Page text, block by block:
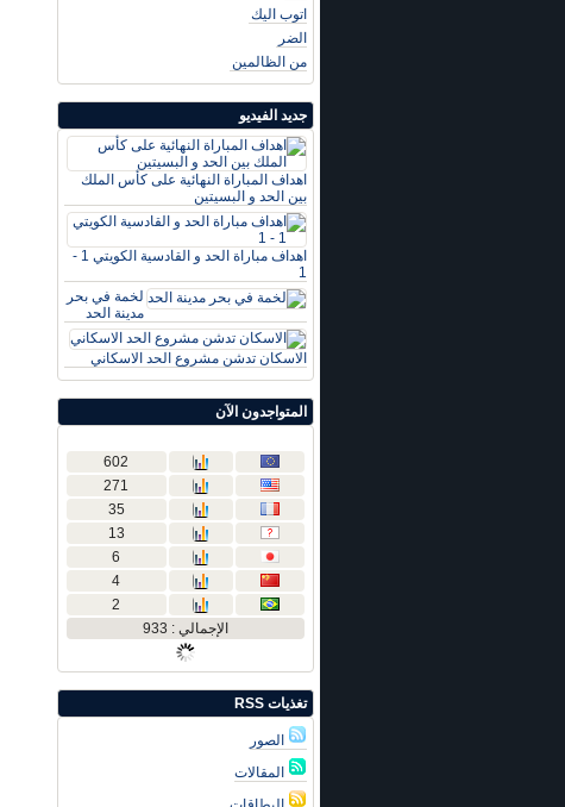
اتوب اليك
الضر
من الظالمين
جديد الفيديو
اهداف المباراة النهائية على كأس الملك
بين الحد و البسيتين
اهداف مباراة الحد و القادسية الكويتي 1 -
1
لخمة في بحر
مدينة الحد
الاسكان تدشن مشروع الحد الاسكاني
المتواجدون الآن
602
271
35
13
6
4
2
الإجمالي : 933
تغذيات RSS
الصور
المقالات